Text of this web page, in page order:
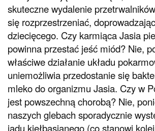
skuteczne wydalenie
się rozprzestrzeniać,
dziecięcego. Czy karmiąca Jasia
powinna przestać jeść miód? Nie,
właściwe działanie układu
uniemożliwia przedostanie się
mleko do organizmu Jasia. Czy w
jest powszechną chorobą? Nie,
naszych glebach sporadycznie
jadu kiełbasianego (co stanowi